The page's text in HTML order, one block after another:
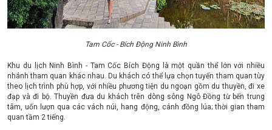
Tam Cốc - Bích Động Ninh Bình
Khu du lịch Ninh Bình - Tam Cốc Bích Động là một quần thể lớn với nhiều
nhánh tham quan khác nhau. Du khách có thể lựa chọn tuyến tham quan tùy
theo lịch trình phù hợp, với nhiều phương tiện du ngoạn gồm du thuyền, đi xe
đạp và đi bộ. Thuyền đưa du khách trên dòng sông Ngô Đồng từ bến trung
tâm, uốn lượn qua các vách núi, hang động, cánh đồng lúa; thời gian tham
quan tầm 2 tiếng.